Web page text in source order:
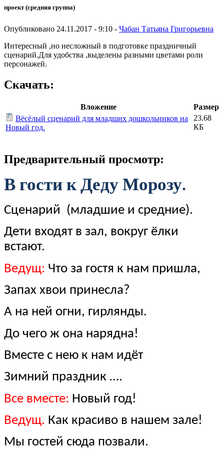
проект (средняя группа)
Опубликовано 24.11.2017 - 9:10 - Чабан Татьяна Григорьевна
Интересный ,но несложный в подготовке праздничный
сценарий.Для удобства ,выделены разными цветами роли
персонажей.
Скачать:
Вложение
Размер
Вёсёлый сценарий для младших дошкольников на
Новый год.
23.68
КБ
Предварительный просмотр:
В гости к Деду Морозу.
Сценарий (младшие и средние).
Дети входят в зал, вокруг ёлки
встают.
Ведущ: Что за гостя к нам пришла,
Запах хвои принесла?
А на ней огни, гирлянды.
До чего ж она нарядна!
Вместе с нею к нам идёт
Зимний праздник ….
Все вместе: Новый год!
Ведущ. Как красиво в нашем зале!
Мы гостей сюда позвали.